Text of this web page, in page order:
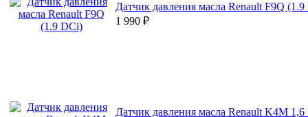
Датчик давления масла Renault F9Q
1 990 ₽
Датчик давления масла Renault K4M